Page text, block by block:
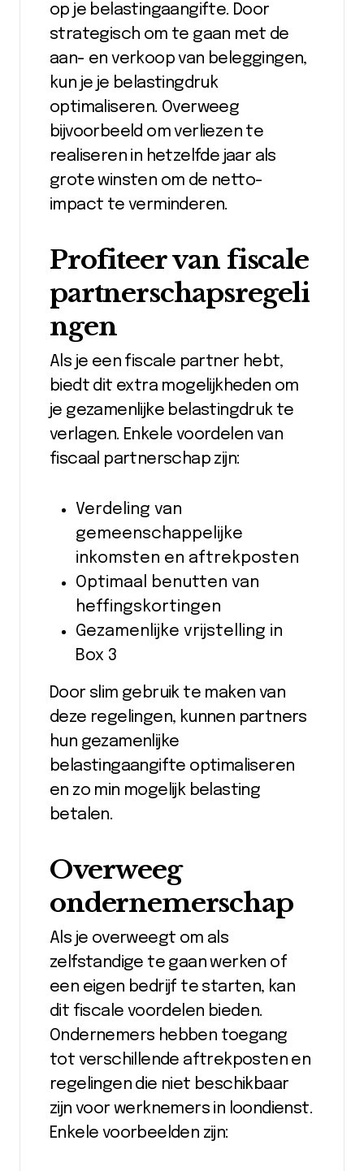
op je belastingaangifte. Door
strategisch om te gaan met de
aan- en verkoop van beleggingen,
kun je je belastingdruk
optimaliseren. Overweeg
bijvoorbeeld om verliezen te
realiseren in hetzelfde jaar als
grote winsten om de netto-
impact te verminderen.
Profiteer van fiscale
partnerschapsregeli
ngen
Als je een fiscale partner hebt,
biedt dit extra mogelijkheden om
je gezamenlijke belastingdruk te
verlagen. Enkele voordelen van
fiscaal partnerschap zijn:
Verdeling van
gemeenschappelijke
inkomsten en aftrekposten
Optimaal benutten van
heffingskortingen
Gezamenlijke vrijstelling in
Box 3
Door slim gebruik te maken van
deze regelingen, kunnen partners
hun gezamenlijke
belastingaangifte optimaliseren
en zo min mogelijk belasting
betalen.
Overweeg
ondernemerschap
Als je overweegt om als
zelfstandige te gaan werken of
een eigen bedrijf te starten, kan
dit fiscale voordelen bieden.
Ondernemers hebben toegang
tot verschillende aftrekposten en
regelingen die niet beschikbaar
zijn voor werknemers in loondienst.
Enkele voorbeelden zijn: